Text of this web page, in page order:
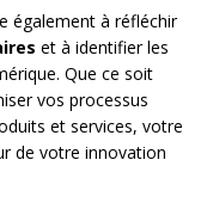
également à réfléchir
et à identifier les
Que ce soit
vos processus
et services, votre
de votre innovation